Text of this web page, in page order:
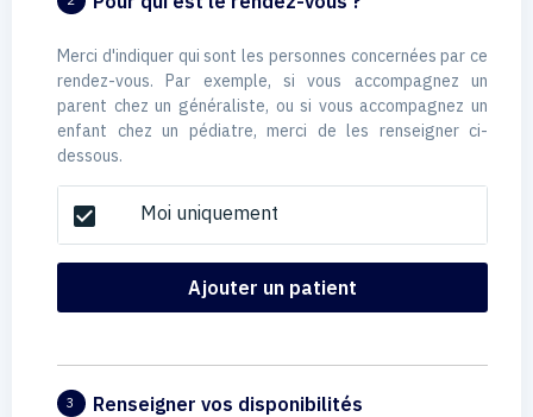
Merci d'indiquer qui sont les personnes concernées par ce
rendez-vous. Par exemple, si vous accompagnez un
parent chez un généraliste, ou si vous accompagnez un
enfant chez un pédiatre, merci de les renseigner ci-
dessous.
check_box Moi uniquement
Ajouter un patient
3 Renseigner vos disponibilités